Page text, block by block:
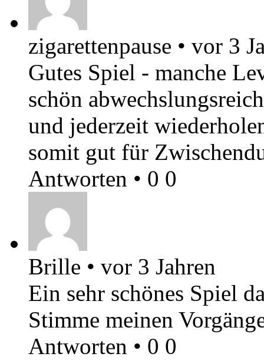
zigarettenpause • vor 3
Gutes Spiel - manche
schön
und jederzeit
somit gut für
Antworten • 0 0
Brille • vor 3 Jahren
Ein sehr schönes Spiel
Stimme meinen
Antworten • 0 0